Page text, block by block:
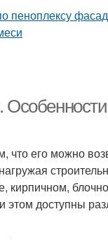
что его можно
кирпичном,
этом доступны